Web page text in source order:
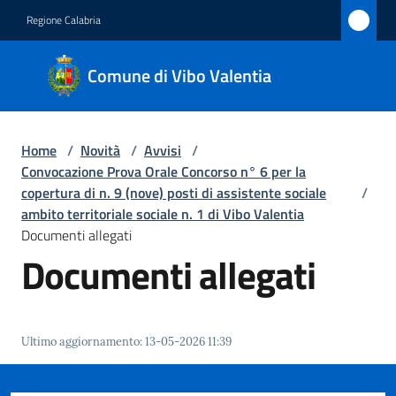
Regione Calabria
Comune di Vibo Valentia
Comune
di Vibo
Valentia
Amministrazione
Novità
Menu selezionato
Servizi
Vivere
Home / Novità / Avvisi /
Convocazione Prova Orale Concorso n° 6 per la
copertura di n. 9 (nove) posti di assistente sociale
ambito territoriale sociale n. 1 di Vibo Valentia
/
Documenti allegati
Documenti allegati
Ultimo aggiornamento:13-05-2026 11:39